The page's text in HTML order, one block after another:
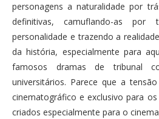
personagens a naturalidade por
definitivas, camuflando-as
personalidade e trazendo a
da história, especialmente para
famosos dramas de tribunal
universitários. Parece que a
cinematográfico e exclusivo para
criados especialmente para o